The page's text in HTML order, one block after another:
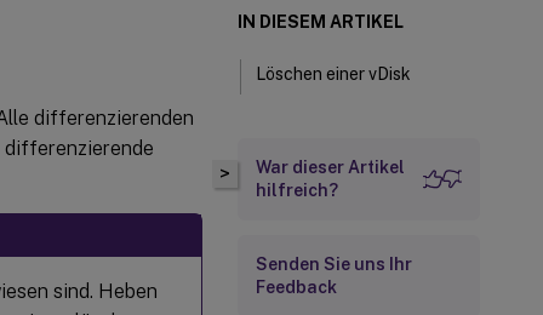
differenzierenden
differenzierende
sind. Heben
>
IN DIESEM ARTIKEL
Löschen einer vDisk
War dieser Artikel
hilfreich?
Senden Sie uns Ihr
Feedback